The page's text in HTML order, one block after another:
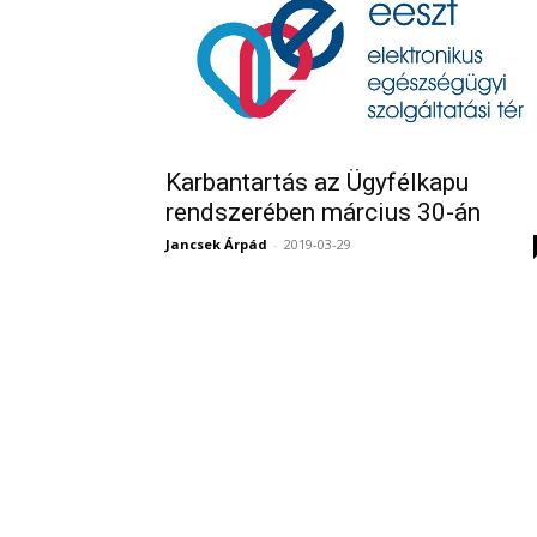
Karbantartás az Ügyfélkapu
rendszerében március 30-án
Jancsek Árpád - 2019-03-29